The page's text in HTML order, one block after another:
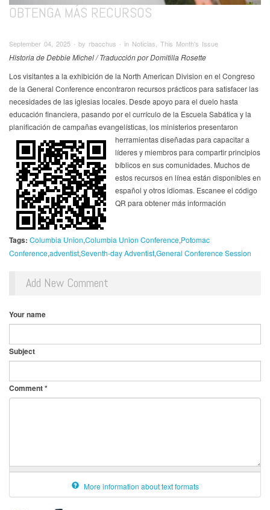
OBTENGA MÁS RECURSOS
September 04, 2025 ∙ by rbacchus ∙ in Noticias, This Month's Issue
Historia de Debbie Michel / Traducción por Domitilla Rosette
Los visitantes a la exhibición de la North American Division en el Congreso
de la General Conference encontraron recursos prácticos para satisfacer las
necesidades de las iglesias locales. Desde apoyo para el duelo hasta
educación financiera, pasando por el currículo de la Escuela Sabática y la
planificación de campañas evangelísticas, losministerios presentaron
herramientas diseñadas para capacitar a
líderes y miembros para compartir principios
bíblicos en sus comunidades. Muchos de
estos recursos en línea están disponibles en
español y otros idiomas. Escanee el código
QR para obtener más información
Tags: Columbia Union Columbia Union Conference Potomac
ConferenceadventistSeventh-day AdventistGeneral Conference Session
Add New Comment
Your name
Subject
Comment*
More information about text formats